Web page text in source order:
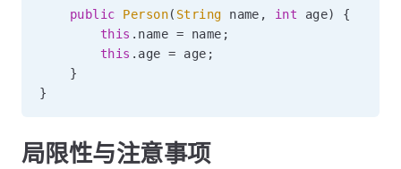
public Person( String name , int age)
{
this . name = name ;
this . age = age ;
}
}
局限性与注意事项